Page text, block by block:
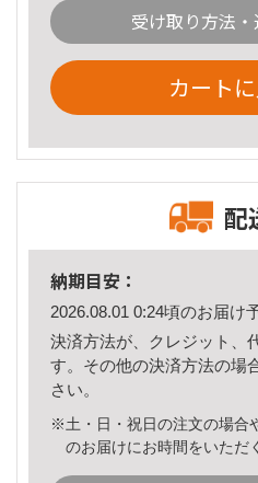
受け取り方法
カート
配
納期目安：
2026.08.01 0:24頃のお届け
決済方法が、クレジット、
す。その他の決済方法の場
さい。
※土・日・祝日の注文の場合
のお届けにお時間をいただ